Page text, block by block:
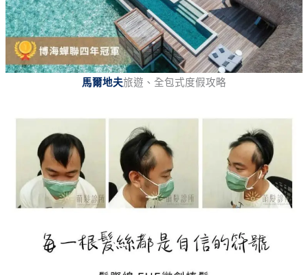
馬爾地夫旅遊、全包式度假攻略